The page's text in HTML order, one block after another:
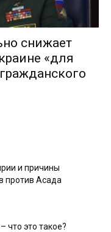
снижает
«для
и причины
против Асада
что это такое?